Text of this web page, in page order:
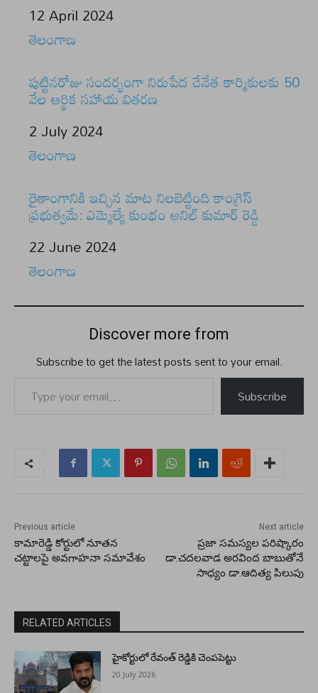
Date
12 April 2024
In relation to
తెలంగాణ
పుట్టినరోజు సందర్భంగా నిరుపేద చేనేత కార్మికులకు 50
వేల ఆర్థిక సహాయ వితరణ
Date
2 July 2024
In relation to
తెలంగాణ
రైతాంగానికి ఇచ్చిన మాట నిలబెట్టింది కాంగ్రెస్
ప్రభుత్వమే: ఎమ్మెల్యే కుంభం అనిల్ కుమార్ రెడ్డి
Date
22 June 2024
In relation to
తెలంగాణ
Discover more from
Subscribe to get the latest posts sent to your email.
Subscribe
Previous article
కామారెడ్డి కోర్టులో నూతన
చట్టాలపై అవగాహనా సమావేశం
Next article
ప్రజా సమస్యల పరిష్కారం
డా.చదలవాడ అరవింద బాబుతోనే
సాధ్యం డా.ఆదిత్య పిలుపు
RELATED ARTICLES
హైకోర్టులో రేవంత్ రెడ్డికి చెంపపెట్టు
20 July 2026